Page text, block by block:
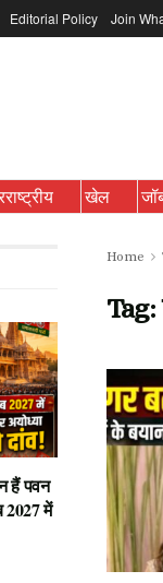
Editorial Policy Join
खेल
Home
Tag:
हैं पवन
2027 में